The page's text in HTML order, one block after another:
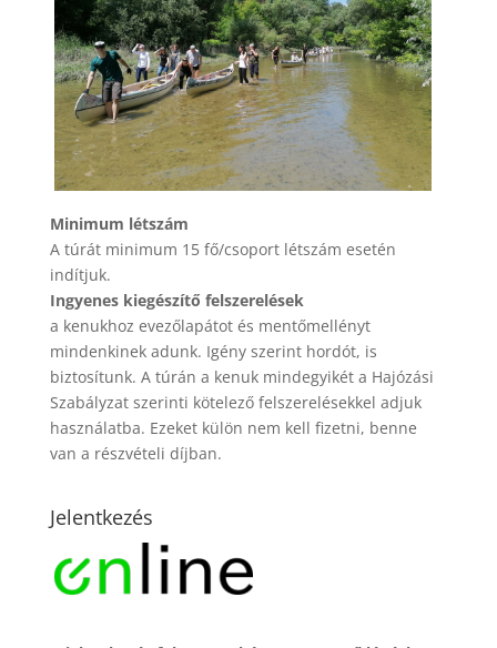
Minimum létszám
A túrát minimum 15 fő/csoport létszám esetén
indítjuk.
Ingyenes kiegészítő felszerelések
a kenukhoz evezőlapátot és mentőmellényt
mindenkinek adunk. Igény szerint hordót, is
biztosítunk. A túrán a kenuk mindegyikét a Hajózási
Szabályzat szerinti kötelező felszerelésekkel adjuk
használatba. Ezeket külön nem kell fizetni, benne
van a részvételi díjban.
Jelentkezés